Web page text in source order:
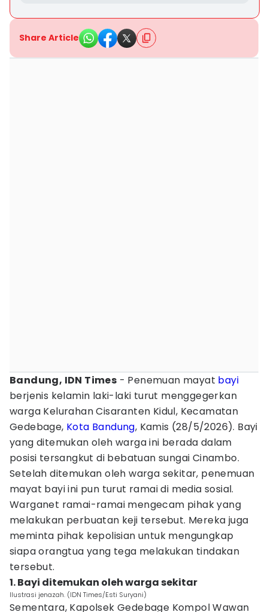
Share Article
Bandung, IDN Times - Penemuan mayat bayi
berjenis kelamin laki-laki turut menggegerkan
warga Kelurahan Cisaranten Kidul, Kecamatan
Gedebage, Kota Bandung, Kamis (28/5/2026). Bayi
yang ditemukan oleh warga ini berada dalam
posisi tersangkut di bebatuan sungai Cinambo.
Setelah ditemukan oleh warga sekitar, penemuan
mayat bayi ini pun turut ramai di media sosial.
Warganet ramai-ramai mengecam pihak yang
melakukan perbuatan keji tersebut. Mereka juga
meminta pihak kepolisian untuk mengungkap
siapa orangtua yang tega melakukan tindakan
tersebut.
1. Bayi ditemukan oleh warga sekitar
Ilustrasi jenazah. (IDN Times/Esti Suryani)
Sementara, Kapolsek Gedebage Kompol Wawan